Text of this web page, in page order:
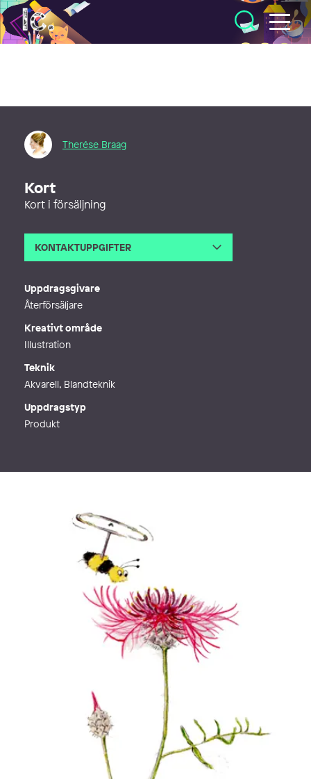
Illustratörcentrum
Therése Braag
Kort
Kort i försäljning
KONTAKTUPPGIFTER
Uppdragsgivare
Återförsäljare
Kreativt område
Illustration
Teknik
Akvarell, Blandteknik
Uppdragstyp
Produkt